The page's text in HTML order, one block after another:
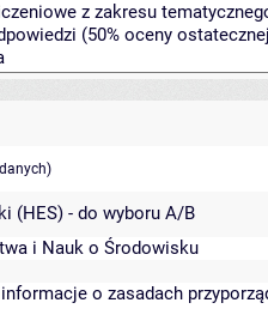
(HES) - do wyboru A/B
i Nauk o Środowisku
o zasadach